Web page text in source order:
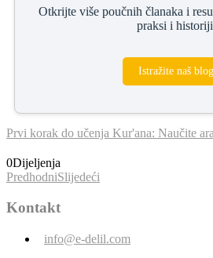
Otkrijte više poučnih članaka i
praksi i
Istražite naš blog
Prvi korak do učenja Kur'ana: Naučite
0Dijeljenja
PredhodniSlijedeći
Kontakt
info@e-delil.com